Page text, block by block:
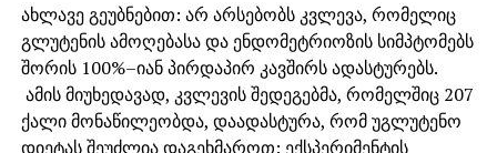
ახლავე გეუბნებით: არ არსებობს კვლევა, რომელიც
გლუტენის ამოღებასა და ენდომეტრიოზის სიმპტომებს
შორის 100%–იან პირდაპირ კავშირს ადასტურებს.
ამის მიუხედავად, კვლევის შედეგებმა, რომელშიც 207
ქალი მონაწილეობდა, დაადასტურა, რომ უგლუტენო
დიეტას შეუძლია დაგეხმაროთ: ექსპერიმენტის